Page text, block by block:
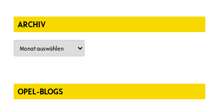
ARCHIV
Archiv
OPEL-BLOGS